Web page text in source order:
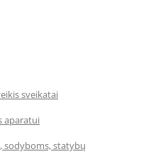
sveikatai
aparatui
sodyboms, statybų